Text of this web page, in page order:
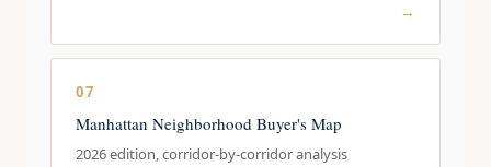
→
07
Manhattan Neighborhood Buyer's Map
2026 edition, corridor-by-corridor analysis